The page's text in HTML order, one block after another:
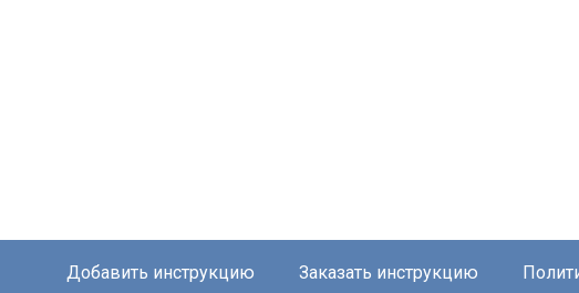
Добавить инструкцию Заказать инструкцию